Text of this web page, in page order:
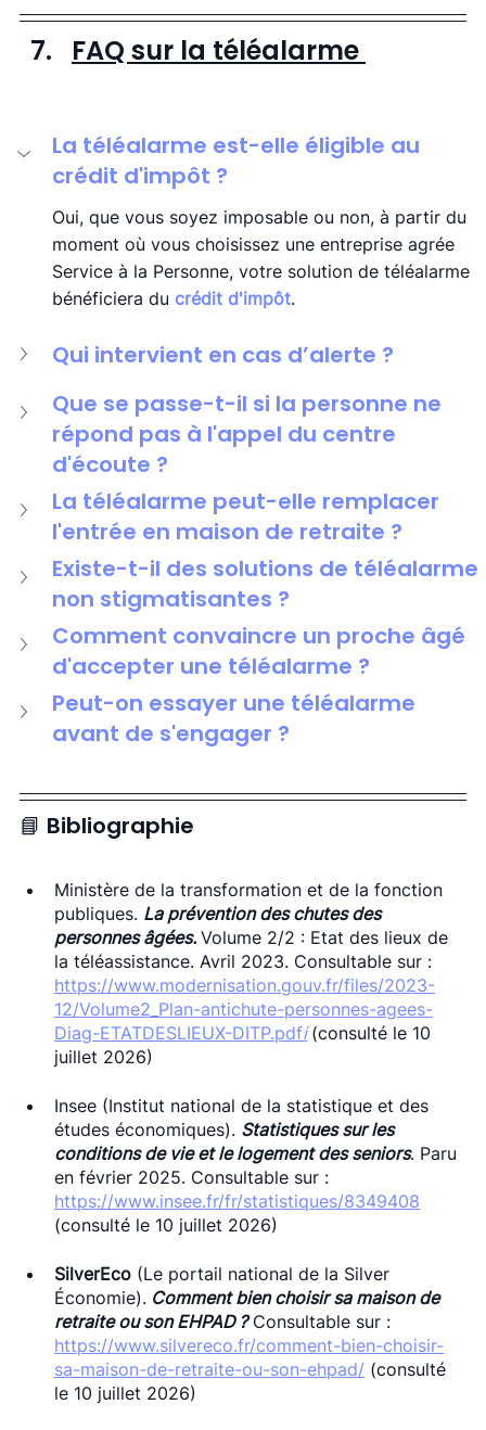
FAQ sur la téléalarme
La téléalarme est-elle éligible au
crédit d'impôt ?
Oui, que vous soyez imposable ou non, à partir du
moment où vous choisissez une entreprise agrée
Service à la Personne, votre solution de téléalarme
bénéficiera du crédit d'impôt.
Qui intervient en cas d’alerte ?
Que se passe-t-il si la personne ne
répond pas à l'appel du centre
d'écoute ?
La téléalarme peut-elle remplacer
l'entrée en maison de retraite ?
Existe-t-il des solutions de téléalarme
non stigmatisantes ?
Comment convaincre un proche âgé
d'accepter une téléalarme ?
Peut-on essayer une téléalarme
avant de s'engager ?
📘 Bibliographie
Ministère de la transformation et de la fonction
publiques. La prévention des chutes des
personnes âgées. Volume 2/2 : Etat des lieux de
la téléassistance. Avril 2023. Consultable sur :
https://www.modernisation.gouv.fr/files/2023-
12/Volume2_Plan-antichute-personnes-agees-
Diag-ETATDESLIEUX-DITP.pdfi (consulté le 10
juillet 2026)
Insee (Institut national de la statistique et des
études économiques). Statistiques sur les
conditions de vie et le logement des seniors. Paru
en février 2025. Consultable sur :
https://www.insee.fr/fr/statistiques/8349408
(consulté le 10 juillet 2026)
SilverEco (Le portail national de la Silver
Économie). Comment bien choisir sa maison de
retraite ou son EHPAD ? Consultable sur :
https://www.silvereco.fr/comment-bien-choisir-
sa-maison-de-retraite-ou-son-ehpad/ (consulté
le 10 juillet 2026)